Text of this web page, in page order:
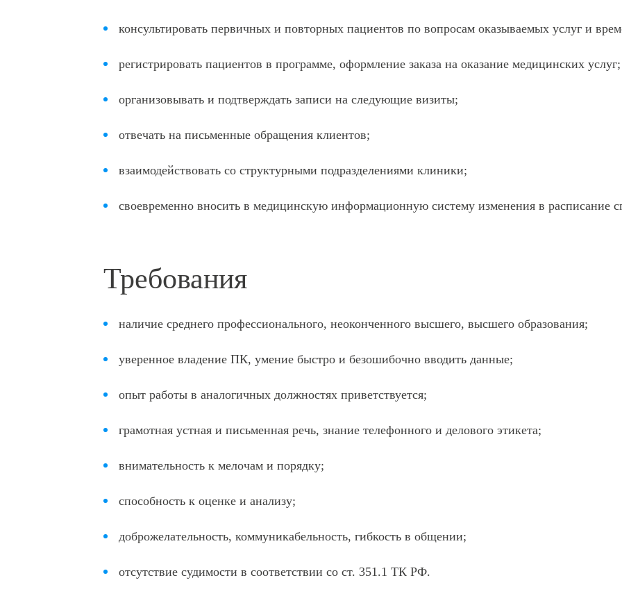
консультировать первичных и повторных пациентов по вопросам оказываемых услуг и
регистрировать пациентов в программе, оформление заказа на оказание медицинских услуг;
организовывать и подтверждать записи на следующие визиты;
отвечать на письменные обращения клиентов;
взаимодействовать со структурными подразделениями клиники;
своевременно вносить в медицинскую информационную систему изменения в расписание
Требования
наличие среднего профессионального, неоконченного высшего, высшего образования;
уверенное владение ПК, умение быстро и безошибочно вводить данные;
опыт работы в аналогичных должностях приветствуется;
грамотная устная и письменная речь, знание телефонного и делового этикета;
внимательность к мелочам и порядку;
способность к оценке и анализу;
доброжелательность, коммуникабельность, гибкость в общении;
отсутствие судимости в соответствии со ст. 351.1 ТК РФ.
Администратор
Санитар - уборщик
Прикрепить резюме
Выберите сопутствующую услугу